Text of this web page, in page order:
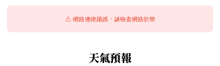
⚠️ 網路連線錯誤，請檢查網路狀態
天氣預報